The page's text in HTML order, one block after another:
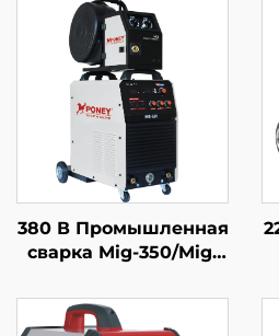
380 В Промышленная
сварка Mig-350/Mig-
подача проволоки
Многофункциональная